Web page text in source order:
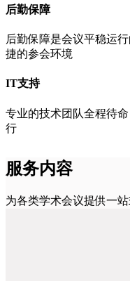
后勤保障
后勤保障是会议平稳运
捷的参会环境
IT支持
专业的技术团队全程待
行
服务内容
为各类学术会议提供一